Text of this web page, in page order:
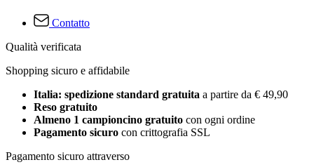
Contatto
Qualità verificata
Shopping sicuro e affidabile
Italia: spedizione standard gratuita a partire da € 49,90
Reso gratuito
Almeno 1 campioncino gratuito con ogni ordine
Pagamento sicuro con crittografia SSL
Pagamento sicuro attraverso